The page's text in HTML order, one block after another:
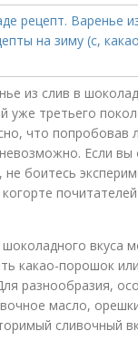
из слив в
уже третьего
что попробовав
Если вы
боитесь
вкуса
какао-порошок
разнообразия,
масло,
сливочный